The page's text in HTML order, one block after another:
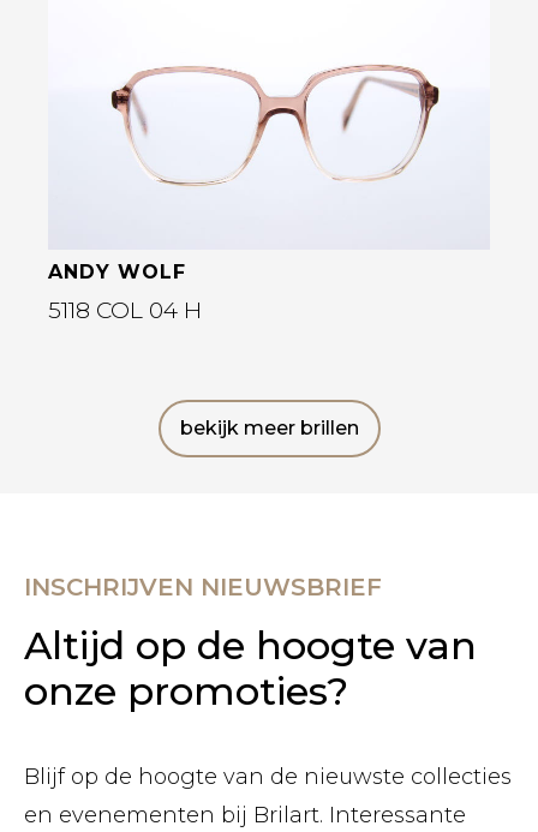
ANDY WOLF
5118 COL 04 H
bekijk meer brillen
INSCHRIJVEN NIEUWSBRIEF
Altijd op de hoogte van
onze promoties?
Blijf op de hoogte van de nieuwste collecties
en evenementen bij Brilart. Interessante